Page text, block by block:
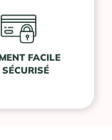
FACILE
SÉCURISÉ